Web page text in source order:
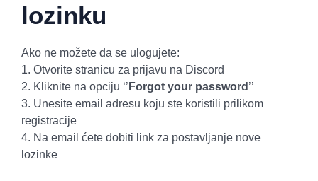
lozinku
Ako ne možete da se ulogujete:
1. Otvorite stranicu za prijavu na Discord
2. Kliknite na opciju ‘’ Forgot your password ’’
3. Unesite email adresu koju ste koristili prilikom
registracije
4. Na email ćete dobiti link za postavljanje nove
lozinke